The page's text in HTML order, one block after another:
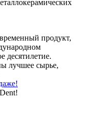
продукт,
десятилетие.
лучшее сырье,